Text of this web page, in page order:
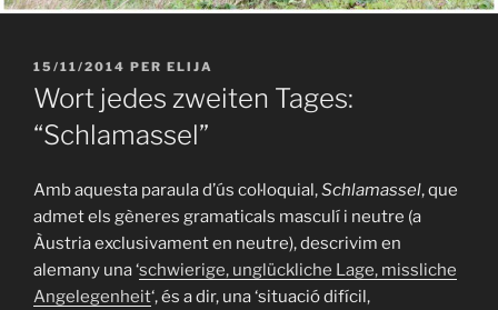
PUBLICAT
A
15/11/2014 PER ELIJA
Wort jedes zweiten Tages:
“Schlamassel”
Amb aquesta paraula d’ús col·loquial,Schlamassel, que
admet els gèneres gramaticals masculí i neutre (a
Àustria exclusivament en neutre), descrivim en
alemany una ‘schwierige, unglückliche Lage, missliche
Angelegenheit‘, és a dir, una ‘situació difícil,